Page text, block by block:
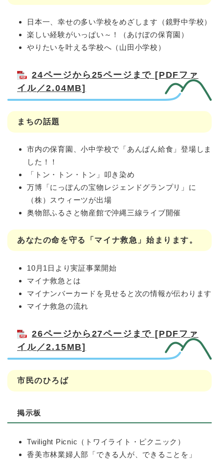
日本一、幸せの多い学校をめざします（鏡野中学校）
楽しい経験がいっぱい～！（あけぼの保育園）
やりたいを叶える学校へ（山田小学校）
24ページから25ページまで [PDFファ
イル／2.04MB]
まちの話題
市内の保育園、小中学校で「あんぱん給食」登場しま
した！！
「トン・トン・トン」叩き染め
万博「にっぽんの宝物レジェンドグランプリ」に
（株）スウィーツが出場
奥物部ふるさと物産館で沖縄三線ライブ開催
あなたの命を守る「マイナ救急」始まります。
10月1日より実証事業開始
マイナ救急とは
マイナンバーカードを見せると次の情報が伝わります
マイナ救急の流れ
26ページから27ページまで [PDFファ
イル／2.15MB]
市民のひろば
掲示板
Twilight Picnic（トワイライト・ピクニック）
香美市林業婦人部「できる人が、できることを」